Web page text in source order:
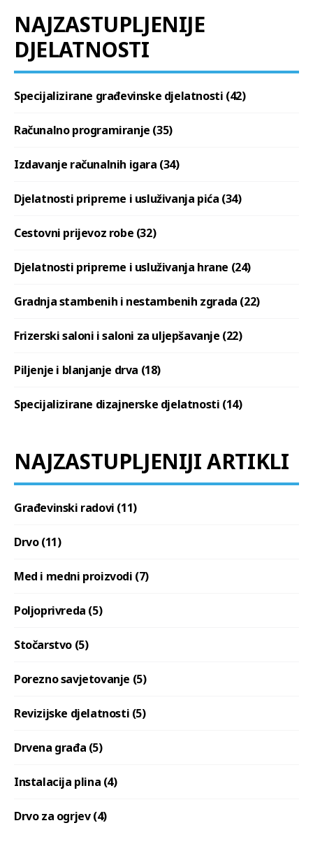
NAJZASTUPLJENIJE
DJELATNOSTI
Specijalizirane građevinske djelatnosti (42)
Računalno programiranje (35)
Izdavanje računalnih igara (34)
Djelatnosti pripreme i usluživanja pića (34)
Cestovni prijevoz robe (32)
Djelatnosti pripreme i usluživanja hrane (24)
Gradnja stambenih i nestambenih zgrada (22)
Frizerski saloni i saloni za uljepšavanje (22)
Piljenje i blanjanje drva (18)
Specijalizirane dizajnerske djelatnosti (14)
NAJZASTUPLJENIJI ARTIKLI
Građevinski radovi (11)
Drvo (11)
Med i medni proizvodi (7)
Poljoprivreda (5)
Stočarstvo (5)
Porezno savjetovanje (5)
Revizijske djelatnosti (5)
Drvena građa (5)
Instalacija plina (4)
Drvo za ogrjev (4)